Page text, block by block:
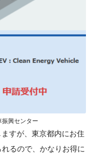
振興センター
すが、東京都内にお住
るので、かなりお得に